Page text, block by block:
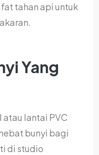
tahan api untuk
Yang
lantai PVC
bunyi bagi
di studio